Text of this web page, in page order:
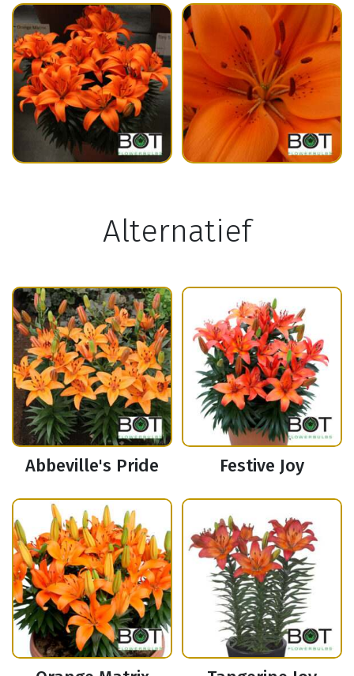
Alternatief
Abbeville's Pride Festive Joy